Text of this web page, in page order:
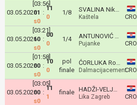
03.05.2026
[03:56]
01
s0
:
11
0
1/8 SVALINA Nikola
Kaštela CRO
03.05.2026
[03:21]
10
s0
:
00
0
1/4 ANTUNOVIĆ Teo
Pujanke CRO
03.05.2026
[01:58]
00
s0
:
10
0
pol
finale
ĆORLUKA Roko
DalmacijacementCRO
03.05.2026
[03:05]
00
s0
:
11
1
finale HADŽI-VELJKOVIĆ Nikola
Lika Zagreb CRO